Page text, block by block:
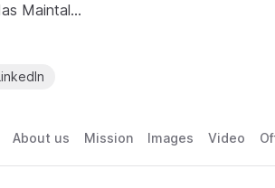
Maintal…
About us Mission Images Video